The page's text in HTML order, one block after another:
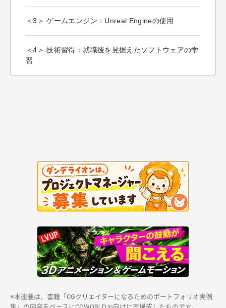
＜3＞ ゲームエンジン：Unreal Engineの使用
＜4＞ 技術習得：就職後を見据えたソフトウェアの学
習
※本連載は、書籍「CGクリエイターになるためのポートフォリオ実例